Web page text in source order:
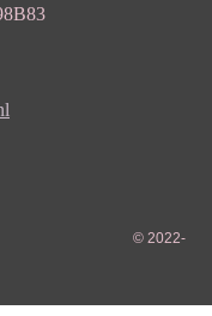
© 2022-